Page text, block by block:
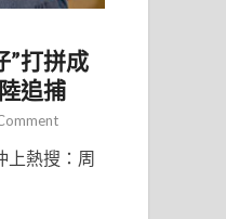
”打拼成
追捕
上熱搜：周